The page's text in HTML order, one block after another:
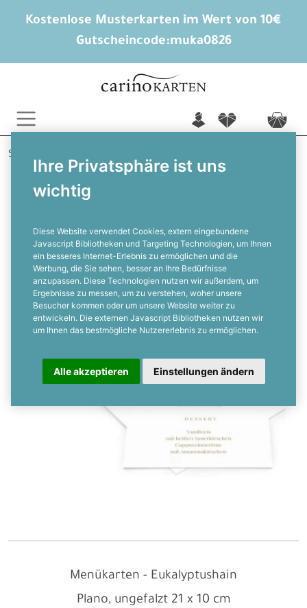
Kostenlose Musterkarten im Wert von 10€
Gutscheincode:muka0826
Ihre Privatsphäre ist uns
wichtig
Diese Website verwendet Cookies, extern eingebundene
Javascript Bibliotheken und Targeting Technologien, um Ihnen
ein besseres Internet-Erlebnis zu ermöglichen und die
Werbung, die Sie sehen, besser an Ihre Bedürfnisse
anzupassen. Diese Technologien nutzen wir außerdem, um
Ergebnisse zu messen, um zu verstehen, woher unsere
Besucher kommen oder um unsere Website weiter zu
entwickeln. Die externen Javascript Bibliotheken nutzen wir
um Ihnen das bestmögliche Nutzererlebnis zu ermöglichen.
Alle akzeptieren Einstellungen ändern
n f c
Startseite
Menükarten Hochzeit
Eukalyptushain
Menükarte zur Hochzeit mit
Menükarten - Eukalyptushain
Plano, ungefalzt 21 x 10 cm